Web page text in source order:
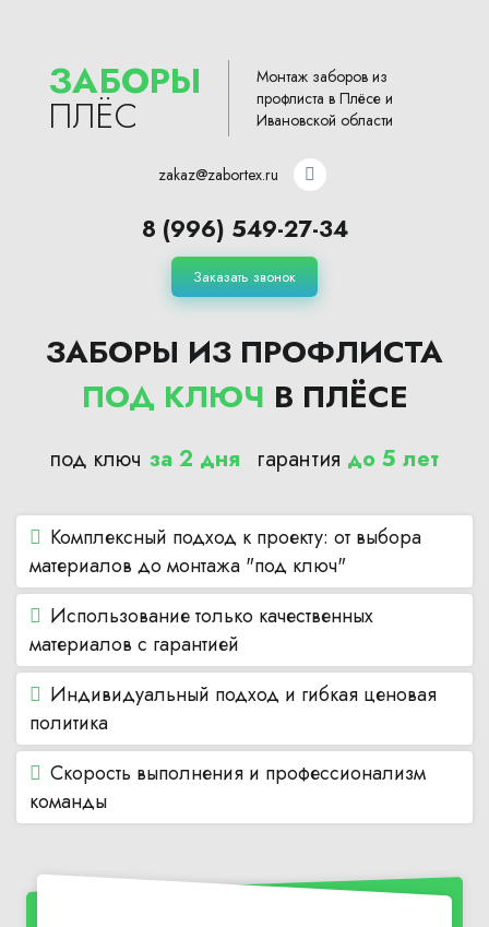
ЗАБОРЫ
ПЛЁС
Монтаж заборов из
профлиста в Плёсе и
Ивановской области
zakaz@zabortex.ru
8 (996) 549-27-34
Заказать звонок
ЗАБОРЫ ИЗ ПРОФЛИСТА
ПОД КЛЮЧ В ПЛЁСЕ
под ключ за 2 дня гарантия до 5 лет
Комплексный подход к проекту: от выбора
материалов до монтажа "под ключ"
Использование только качественных
материалов с гарантией
Индивидуальный подход и гибкая ценовая
политика
Скорость выполнения и профессионализм
команды